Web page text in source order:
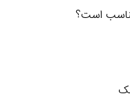
است؟